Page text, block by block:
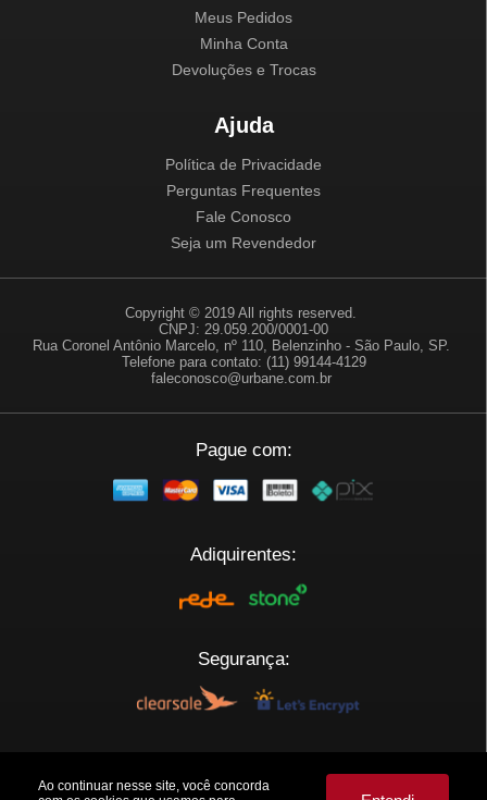
Ao continuar nesse site, você concorda
Meus Pedidos
Minha Conta
Devoluções e Trocas
Ajuda
Política de Privacidade
Perguntas Frequentes
Fale Conosco
Seja um Revendedor
Copyright © 2019 All rights reserved.
CNPJ: 29.059.200/0001-00
Rua Coronel Antônio Marcelo, nº 110, Belenzinho - São Paulo, SP.
Telefone para contato: (11) 99144-4129
faleconosco@urbane.com.br
Pague com:
Adiquirentes:
Segurança: